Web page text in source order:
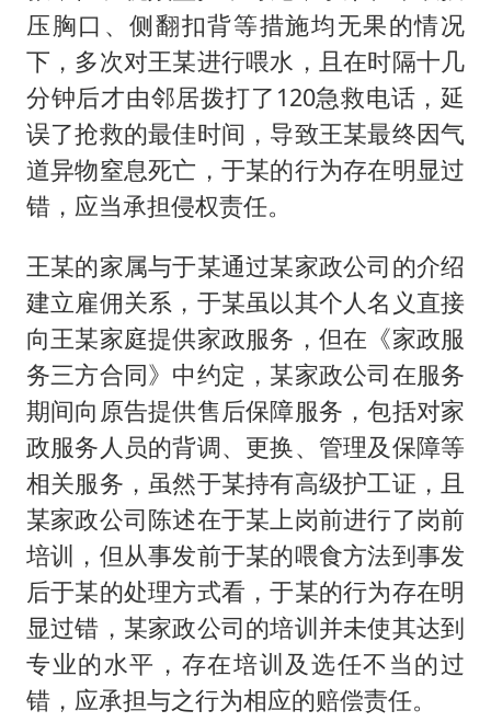
压胸口、侧翻扣背等措施均无果的情况
下，多次对王某进行喂水，且在时隔十几
分钟后才由邻居拨打了120急救电话，延
误了抢救的最佳时间，导致王某最终因气
道异物窒息死亡，于某的行为存在明显过
错，应当承担侵权责任。
王某的家属与于某通过某家政公司的介绍
建立雇佣关系，于某虽以其个人名义直接
向王某家庭提供家政服务，但在《家政服
务三方合同》中约定，某家政公司在服务
期间向原告提供售后保障服务，包括对家
政服务人员的背调、更换、管理及保障等
相关服务，虽然于某持有高级护工证，且
某家政公司陈述在于某上岗前进行了岗前
培训，但从事发前于某的喂食方法到事发
后于某的处理方式看，于某的行为存在明
显过错，某家政公司的培训并未使其达到
专业的水平，存在培训及选任不当的过
错，应承担与之行为相应的赔偿责任。